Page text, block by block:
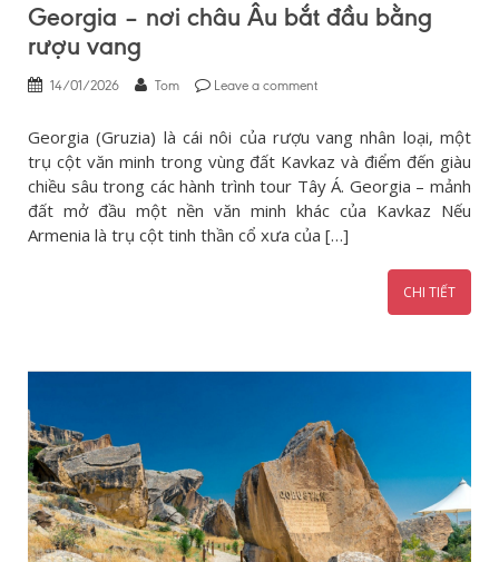
Georgia – nơi châu Âu bắt đầu bằng
rượu vang
14/01/2026 Tom Leave a comment
Georgia (Gruzia) là cái nôi của rượu vang nhân loại, một
trụ cột văn minh trong vùng đất Kavkaz và điểm đến giàu
chiều sâu trong các hành trình tour Tây Á. Georgia – mảnh
đất mở đầu một nền văn minh khác của Kavkaz Nếu
Armenia là trụ cột tinh thần cổ xưa của […]
CHI TIẾT